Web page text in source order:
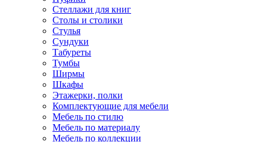
Стеллажи для книг
Столы и столики
Стулья
Сундуки
Табуреты
Тумбы
Ширмы
Шкафы
Этажерки, полки
Комплектующие для мебели
Мебель по стилю
Мебель по материалу
Мебель по коллекции